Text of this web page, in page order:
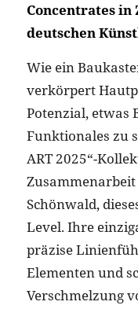
Concentrates
deutschen
Wie ein
verkörpert
Potenzial, etwas
Funktionales zu
ART 2025“-
Schönwald,
Level. Ihre
präzise
Elementen und
Verschmelzung